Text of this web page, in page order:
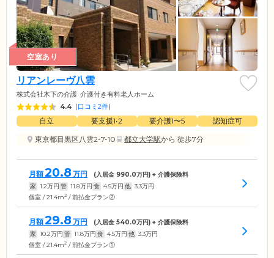
空室あり
リアンレーヴ八雲
株式会社木下の介護 介護付き有料老人ホーム
4.4 (口コミ2件)
自立 要支援1•2 要介護1〜5
認知症可
東京都目黒区八雲2-7-10
都立大学駅から 徒歩7分
月額20.8 万円 (入居金 990.0万円) + 介護保険料
家 1.2万円 管 11.8万円 食 4.5万円 他 3.3万円
個室 / 21.4m2 / 前払金プラン②
月額29.8 万円 (入居金 540.0万円) + 介護保険料
家 10.2万円 管 11.8万円 食 4.5万円 他 3.3万円
個室 / 21.4m2 / 前払金プラン①